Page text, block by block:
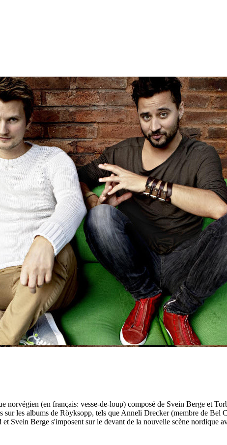
norvégien (en français: vesse-de-loup) composé de Svein Berge et
sur les albums de Röyksopp, tels que Anneli Drecker (membre de
Svein Berge s'imposent sur le devant de la nouvelle scène nordique